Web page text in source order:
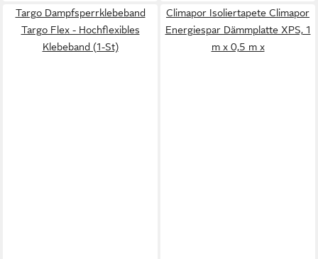
Targo Dampfsperrklebeband
Targo Flex - Hochflexibles
Klebeband (1-St)
Climapor Isoliertapete Climapor
Energiespar Dämmplatte XPS, 1
m x 0,5 m x